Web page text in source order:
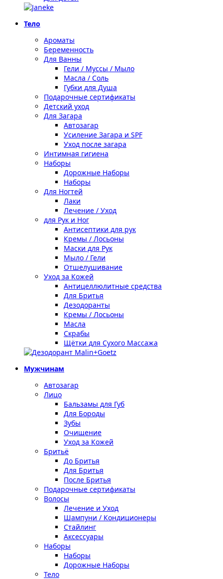
Тело
Ароматы
Беременность
Для Ванны
Гели / Муссы / Мыло
Масла / Соль
Губки для Душа
Подарочные сертификаты
Детский уход
Для Загара
Автозагар
Усиление Загара и SPF
Уход после загара
Интимная гигиена
Наборы
Дорожные Наборы
Наборы
Для Ногтей
Лаки
Лечение / Уход
для Рук и Ног
Антисептики для рук
Кремы / Лосьоны
Маски для Рук
Мыло / Гели
Отшелушивание
Уход за Кожей
Антицеллюлитные средства
Для Бритья
Дезодоранты
Кремы / Лосьоны
Масла
Скрабы
Щётки для Сухого Массажа
Мужчинам
Автозагар
Лицо
Бальзамы для Губ
Для Бороды
Зубы
Очищение
Уход за Кожей
Бритьё
До Бритья
Для Бритья
После Бритья
Подарочные сертификаты
Волосы
Лечение и Уход
Шампуни / Кондиционеры
Стайлинг
Аксессуары
Наборы
Наборы
Дорожные Наборы
Тело